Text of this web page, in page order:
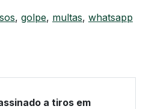
, golpe, multas, whatsapp
a tiros em